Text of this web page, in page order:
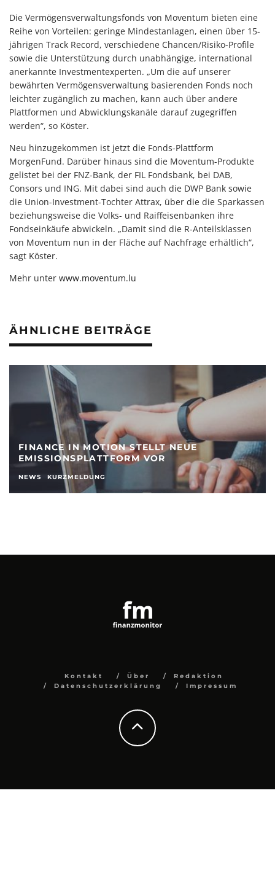
Die Vermögensverwaltungsfonds von Moventum bieten eine
Reihe von Vorteilen: geringe Mindestanlagen, einen über 15-
jährigen Track Record, verschiedene Chancen/Risiko-Profile
sowie die Unterstützung durch unabhängige, international
anerkannte Investmentexperten. „Um die auf unserer
bewährten Vermögensverwaltung basierenden Fonds noch
leichter zugänglich zu machen, kann auch über andere
Plattformen und Abwicklungskanäle darauf zugegriffen
werden“, so Köster.
Neu hinzugekommen ist jetzt die Fonds-Plattform
MorgenFund. Darüber hinaus sind die Moventum-Produkte
gelistet bei der FNZ-Bank, der FIL Fondsbank, bei DAB,
Consors und ING. Mit dabei sind auch die DWP Bank sowie
die Union-Investment-Tochter Attrax, über die die Sparkassen
beziehungsweise die Volks- und Raiffeisenbanken ihre
Fondseinkäufe abwickeln. „Damit sind die R-Anteilsklassen
von Moventum nun in der Fläche auf Nachfrage erhältlich“,
sagt Köster.
Mehr unter www.moventum.lu
ÄHNLICHE BEITRÄGE
FINANCE IN MOTION STELLT NEUE
EMISSIONSPLATTFORM VOR
NEWS KURZMELDUNG
Kontakt Über
Redaktion
Datenschutzerklärung
Impressum